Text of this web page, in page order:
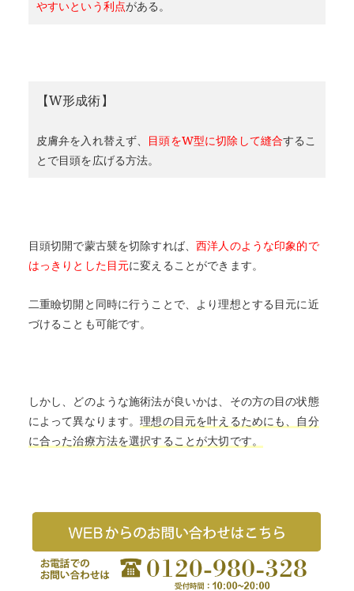
やすいという利点がある。
【W形成術】
皮膚弁を入れ替えず、 目頭をW型に切除して縫合するこ
とで目頭を広げる方法。
目頭切開で蒙古襞を切除すれば、西洋人のような印象的で
はっきりとした目元に変えることができます。
二重瞼切開と同時に行うことで、より理想とする目元に近
づけることも可能です。
しかし、どのような施術法が良いかは、その方の目の状態
によって異なります。理想の目元を叶えるためにも、自分
に合った治療方法を選択することが大切です。